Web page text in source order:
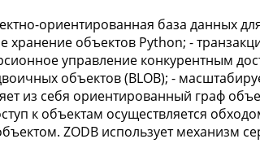
ориентированная база данных
хранение объектов Python; -
управление конкурентным
объектов (BLOB); -
из себя ориентированный граф
к объектам осуществляется
ZODB использует механизм